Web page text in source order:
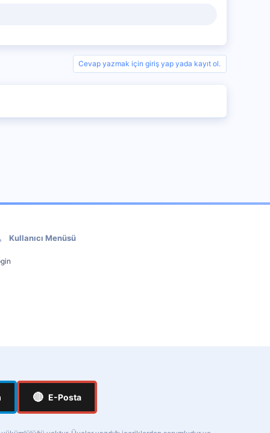
Cevap yazmak için giriş yap yada kayıt ol.
Kullanıcı Menüsü
🔴 E-Posta